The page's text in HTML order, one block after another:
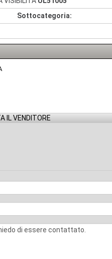
Sottocategoria:
IL VENDITORE